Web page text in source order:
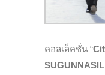
คอลเล็คชั่น “